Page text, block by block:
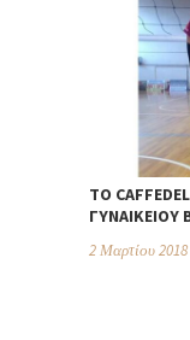
TO
ΓΥΝΑΙΚΕΊΟΥ
2 Μαρτίου 2018